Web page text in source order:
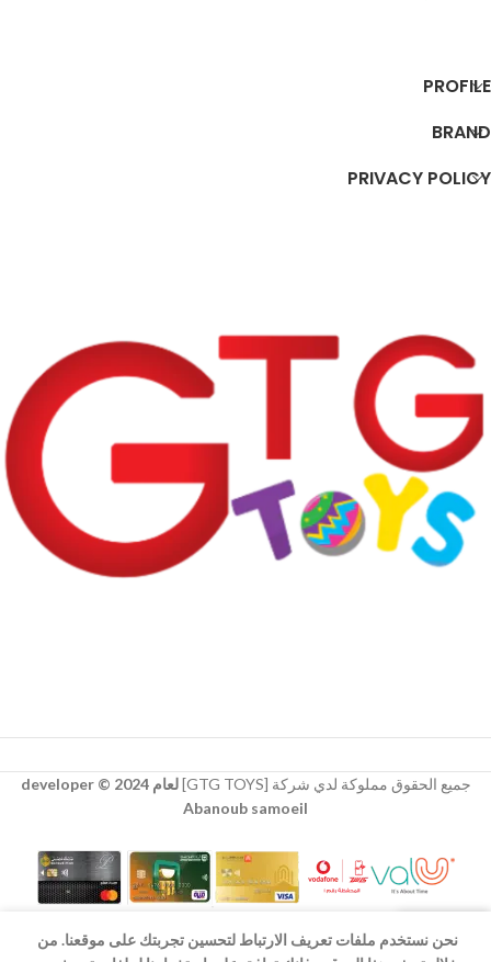
PROFILE
BRAND
PRIVACY POLICY
جميع الحقوق مملوكة لدي شركة [GTG TOYS]
لعام 2024 © developer
Abanoub samoeil
نحن نستخدم ملفات تعريف الارتباط لتحسين تجربتك على موقعنا. من